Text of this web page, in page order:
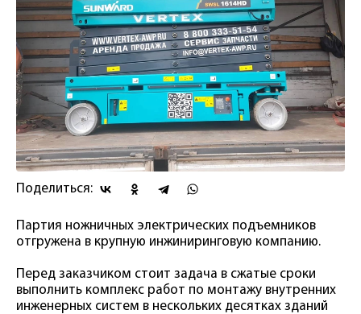
Партия ножничных электрических подъемников
отгружена в крупную инжиниринговую компанию.
Перед заказчиком стоит задача в сжатые сроки
выполнить комплекс работ по монтажу внутренних
инженерных систем в нескольких десятках зданий
Поделиться: